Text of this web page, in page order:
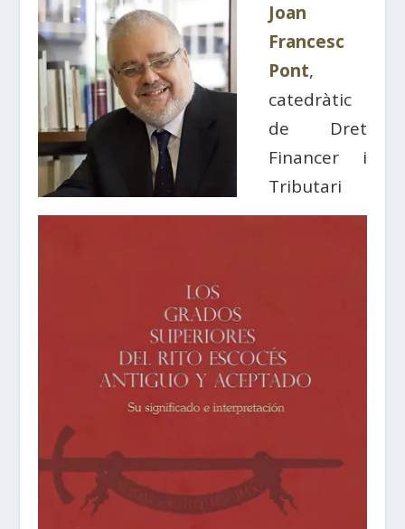
Joan
Francesc
Pont,
catedràtic
de Dret
Financer i
Tributari